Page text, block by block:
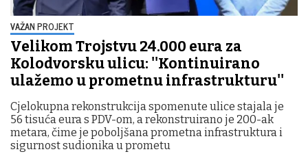
VAŽAN PROJEKT
Velikom Trojstvu 24.000 eura za
Kolodvorsku ulicu: ''Kontinuirano
ulažemo u prometnu infrastrukturu''
Cjelokupna rekonstrukcija spomenute ulice stajala je
56 tisuća eura s PDV-om, a rekonstruirano je 200-ak
metara, čime je poboljšana prometna infrastruktura i
sigurnost sudionika u prometu